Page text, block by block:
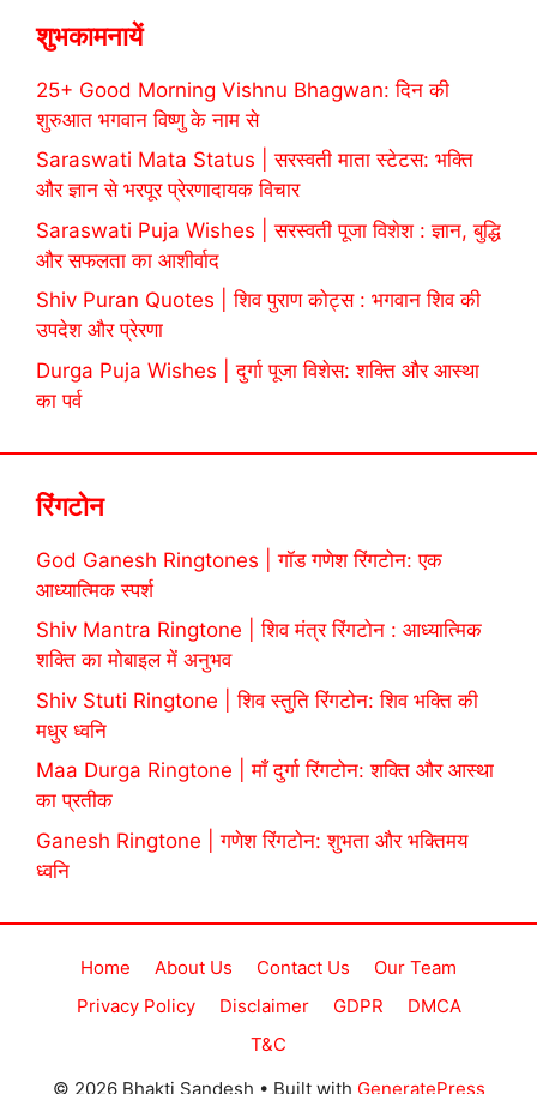
शुभकामनायें
25+ Good Morning Vishnu Bhagwan: दिन की
शुरुआत भगवान विष्णु के नाम से
Saraswati Mata Status | सरस्वती माता स्टेटस: भक्ति
और ज्ञान से भरपूर प्रेरणादायक विचार
Saraswati Puja Wishes | सरस्वती पूजा विशेश : ज्ञान, बुद्धि
और सफलता का आशीर्वाद
Shiv Puran Quotes | शिव पुराण कोट्स : भगवान शिव की
उपदेश और प्रेरणा
Durga Puja Wishes | दुर्गा पूजा विशेस: शक्ति और आस्था
का पर्व
रिंगटोन
God Ganesh Ringtones | गॉड गणेश रिंगटोन: एक
आध्यात्मिक स्पर्श
Shiv Mantra Ringtone | शिव मंत्र रिंगटोन : आध्यात्मिक
शक्ति का मोबाइल में अनुभव
Shiv Stuti Ringtone | शिव स्तुति रिंगटोन: शिव भक्ति की
मधुर ध्वनि
Maa Durga Ringtone | माँ दुर्गा रिंगटोन: शक्ति और आस्था
का प्रतीक
Ganesh Ringtone | गणेश रिंगटोन: शुभता और भक्तिमय
ध्वनि
Home About Us Contact Us
Our Team
Privacy Policy
Disclaimer GDPR
DMCA
T&C
© 2026 Bhakti Sandesh • Built with GeneratePress